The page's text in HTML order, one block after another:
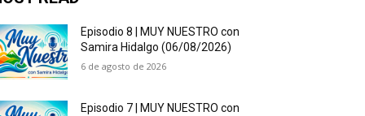
Episodio 8 | MUY NUESTRO con
Samira Hidalgo (06/08/2026)
6 de agosto de 2026
Episodio 7 | MUY NUESTRO con